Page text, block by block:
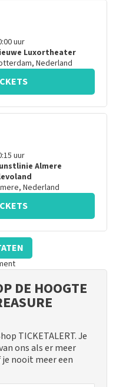
uur
Luxortheater
, Nederland
uur
Almere
, Nederland
DE HOOGTE
TICKETALERT. Je
ons als er meer
nooit meer een